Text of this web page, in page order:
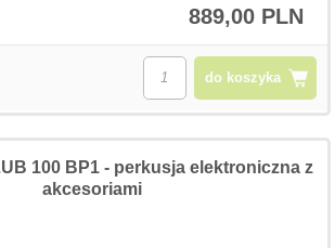
889,00 PLN
do koszyka
100 BP1 - perkusja elektroniczna z
akcesoriami